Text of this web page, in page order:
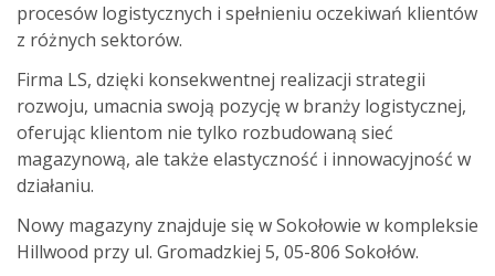
procesów logistycznych i spełnieniu oczekiwań klientów
z różnych sektorów.
Firma LS, dzięki konsekwentnej realizacji strategii
rozwoju, umacnia swoją pozycję w branży logistycznej,
oferując klientom nie tylko rozbudowaną sieć
magazynową, ale także elastyczność i innowacyjność w
działaniu.
Nowy magazyny znajduje się w Sokołowie w kompleksie
Hillwood przy ul. Gromadzkiej 5, 05-806 Sokołów.